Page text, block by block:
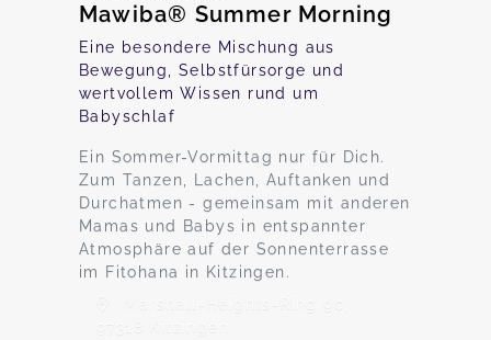
Mawiba® Summer Morning
Eine besondere Mischung aus
Bewegung, Selbstfürsorge und
wertvollem Wissen rund um
Babyschlaf
Ein Sommer-Vormittag nur für Dich.
Zum Tanzen, Lachen, Auftanken und
Durchatmen - gemeinsam mit anderen
Mamas und Babys in entspannter
Atmosphäre auf der Sonnenterrasse
im Fitohana in Kitzingen.
Marshall-Heights-Ring 9c,
97318 Kitzingen